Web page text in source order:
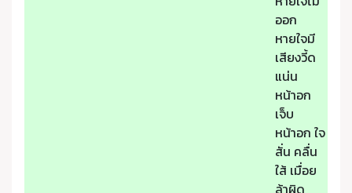
ออก
หายใจมี
เสียงวี้ด
แน่น
หน้าอก
เจ็บ
หน้าอก ใจ
สั่น คลื่น
ใส้ เมื่อย